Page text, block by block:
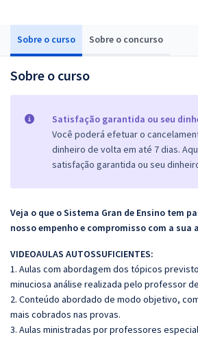
Sobre o curso Sobre o concurso
Sobre o curso
Satisfação garantida ou seu
Você poderá efetuar o
dinheiro de volta em até 7 dias.
satisfação garantida ou seu
Veja o que o Sistema Gran de Ensino tem
nosso empenho e compromisso com a sua
VIDEOAULAS AUTOSSUFICIENTES:
1. Aulas com abordagem dos tópicos
minuciosa análise realizada pelo professor
2. Conteúdo abordado de modo objetivo,
mais cobrados nas provas.
3. Aulas ministradas por professores